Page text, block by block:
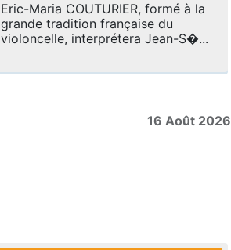
Eric-Maria COUTURIER, formé à la
grande tradition française du
violoncelle, interprétera Jean-S�...
16 Août 2026